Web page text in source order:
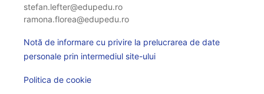
stefan.lefter@edupedu.ro
ramona.florea@edupedu.ro
Notă de informare cu privire la prelucrarea de date
personale prin intermediul site-ului
Politica de cookie